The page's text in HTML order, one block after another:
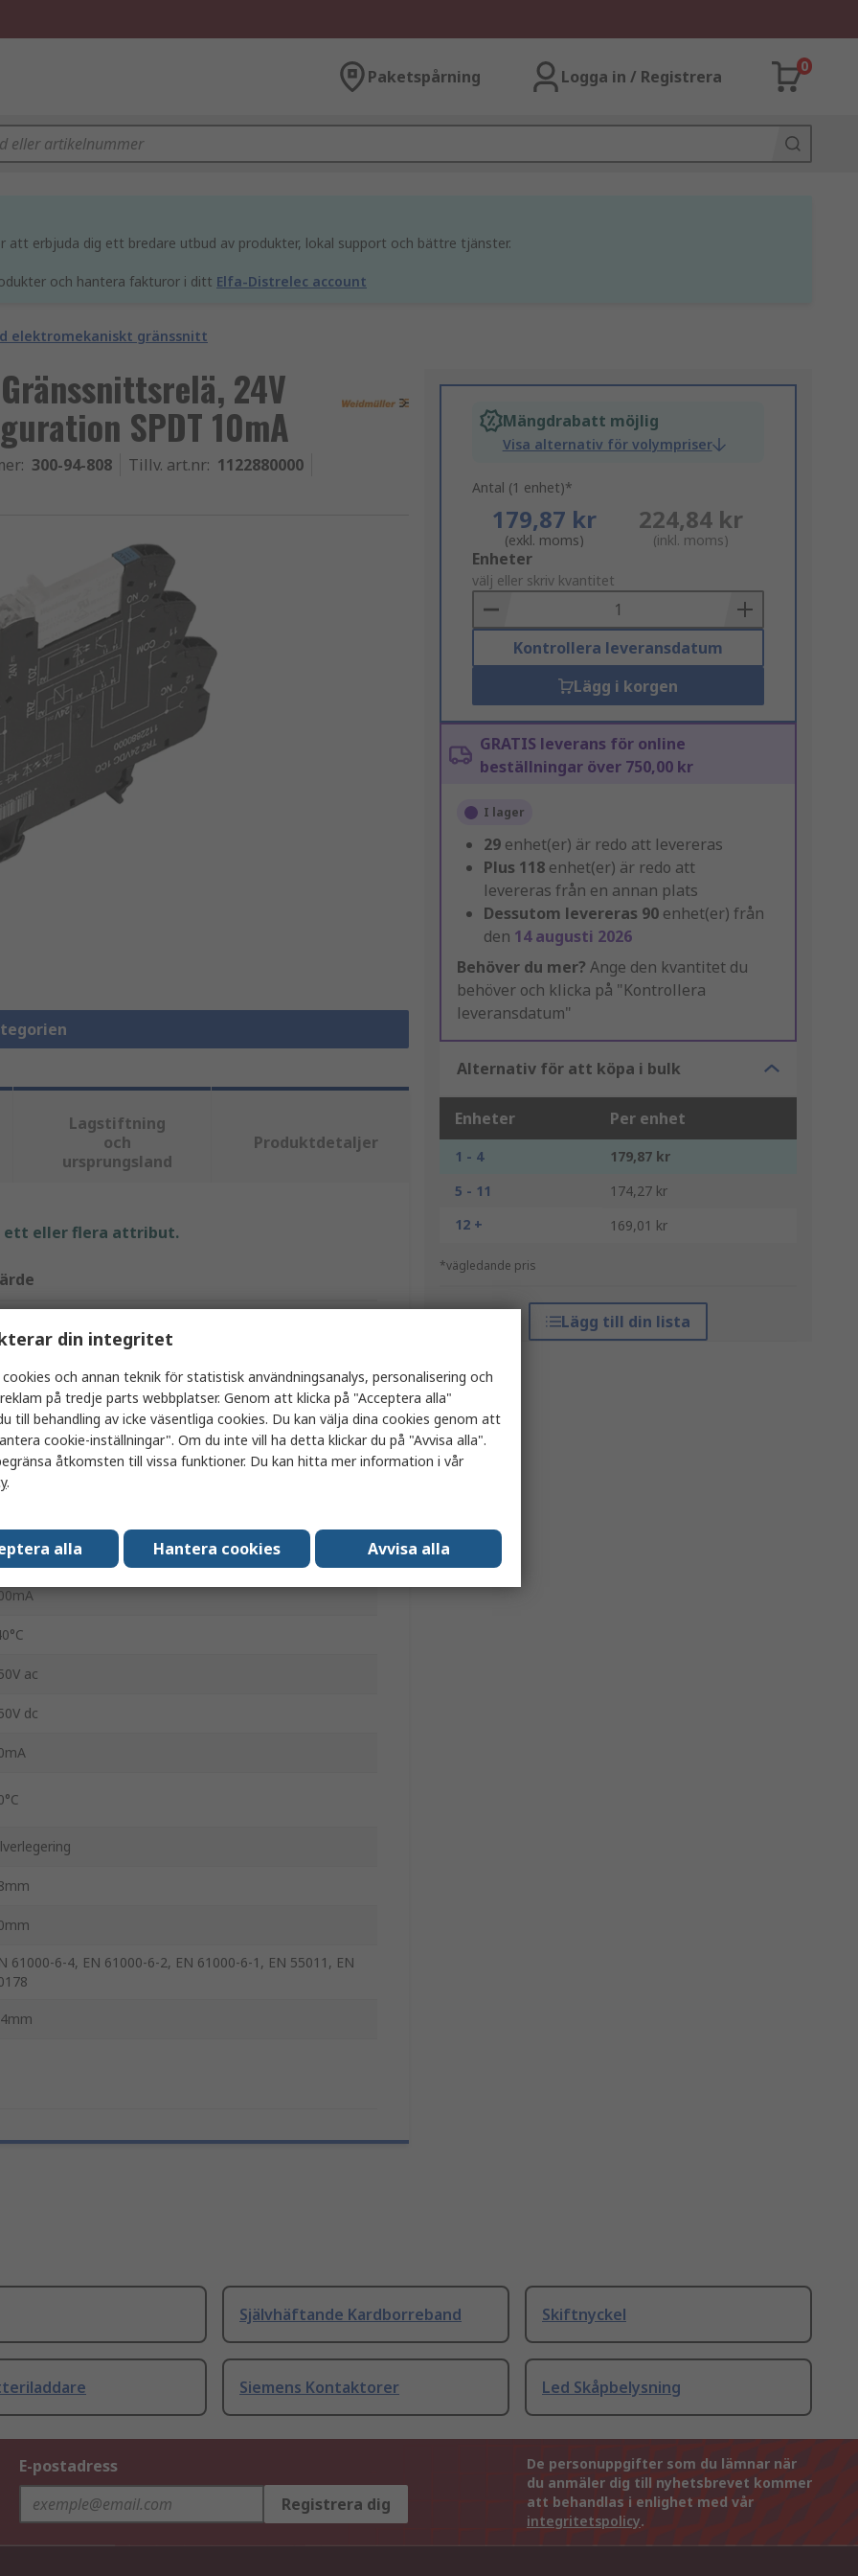
Paketspårning Logga in / Registrera
0
att erbjuda dig ett bredare utbud av produkter, lokal support och bättre tjänster.
och hantera fakturor i ditt Elfa-Distrelec account
elektromekaniskt gränssnitt
24V
SPDT 10mA
: 300-94-808 Tillv. art.nr: 1122880000
Mängdrabatt möjlig
Visa alternativ för volympriser
Antal (1 enhet)*
179,87 kr
(exkl. moms)
224,84 kr
(inkl. moms)
Add
to
Basket
Enheter
välj eller skriv kvantitet
Kontrollera leveransdatum
Lägg i korgen
GRATIS leverans för online
beställningar över 750,00 kr
I lager
29 enhet(er) är redo att levereras
Plus 118 enhet(er) är redo att
levereras från en annan plats
Dessutom levereras 90 enhet(er) från
den 14 augusti 2026
Behöver du mer? Ange den kvantitet du
behöver och klicka på "Kontrollera
leveransdatum"
Alternativ för att köpa i bulk
Enheter Per enhet
1 - 4
179,87 kr
5 - 11
174,27 kr
12 +
169,01 kr
*vägledande pris
Lägg till din lista
Lagstiftning
och
ursprungsland
Produktdetaljer
ett eller flera attribut.
skena
ac
dc
61000-6-4, EN 61000-6-2, EN 61000-6-1, EN 55011, EN
Självhäftande Kardborreband Skiftnyckel
Siemens Kontaktorer Led Skåpbelysning
E-postadress
Registrera dig
De personuppgifter som du lämnar när
du anmäler dig till nyhetsbrevet kommer
att behandlas i enlighet med vår
integritetspolicy.
din integritet
cookies och annan teknik för statistisk användningsanalys, personalisering och
på tredje parts webbplatser. Genom att klicka på "Acceptera alla"
till behandling av icke väsentliga cookies. Du kan välja dina cookies genom att
cookie-inställningar". Om du inte vill ha detta klickar du på "Avvisa alla".
åtkomsten till vissa funktioner. Du kan hitta mer information i vår
.
alla Hantera cookies Avvisa alla